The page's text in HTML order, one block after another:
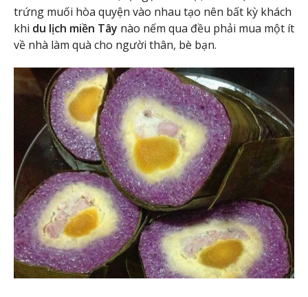
trứng muối hòa quyện vào nhau tạo nên bất kỳ khách
khi du lịch miền Tây nào nếm qua đều phải mua một ít
về nhà làm quà cho người thân, bè bạn.